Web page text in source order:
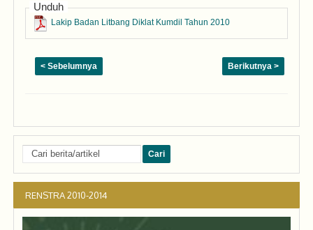
Unduh
Lakip Badan Litbang Diklat Kumdil Tahun 2010
< Sebelumnya Berikutnya >
RENSTRA 2010-2014